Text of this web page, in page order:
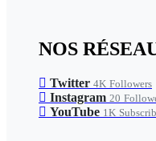
NOS
Twitter 4K Followers
Instagram 20
YouTube 1K